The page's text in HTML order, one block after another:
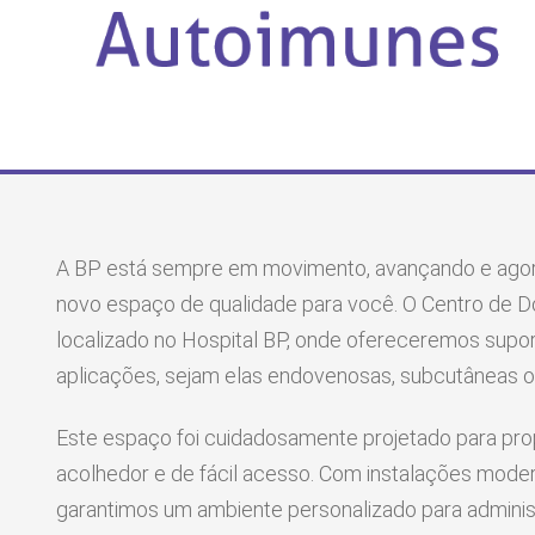
A BP está sempre em movimento, avançando e
novo espaço de qualidade para você. O Centro de
localizado no Hospital BP, onde ofereceremos
aplicações, sejam elas endovenosas, subcutâneas
Este espaço foi cuidadosamente projetado para
acolhedor e de fácil acesso. Com instalações
garantimos um ambiente personalizado para